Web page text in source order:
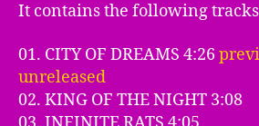
It contains the following
01. CITY OF DREAMS 4:26
unreleased
02. KING OF THE NIGHT 3:08